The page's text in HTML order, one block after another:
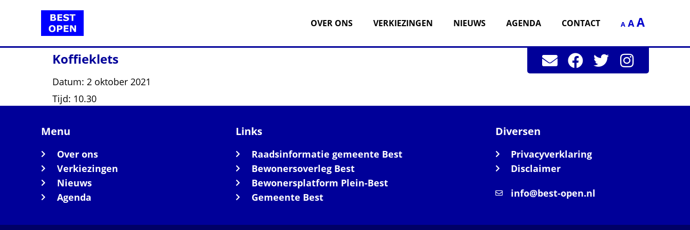
OVER ONS VERKIEZINGEN NIEUWS AGENDA CONTACT A A A
Koffieklets
Datum: 2 oktober 2021
Tijd: 10.30
Menu
Over ons
Verkiezingen
Nieuws
Agenda
Links
Raadsinformatie gemeente Best
Bewonersoverleg Best
Bewonersplatform Plein-Best
Gemeente Best
Diversen
Privacyverklaring
Disclaimer
info@best-open.nl